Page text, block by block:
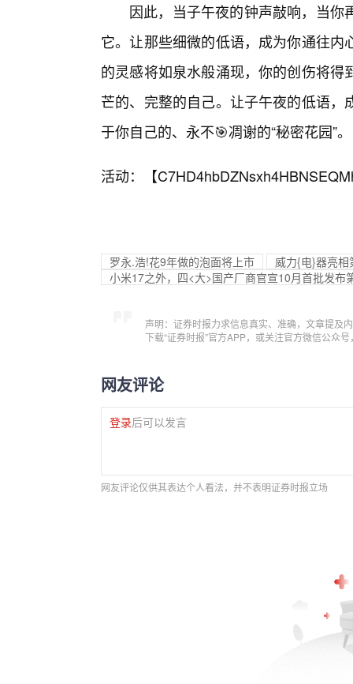
因此，当子午夜的钟声敲响，当
它。让那些细微的低语，成为你通往
的灵感将如泉水般涌现，你的创伤将
芒的、完整的自己。让子午夜的低语
于你自己的、永不🎯凋谢的“秘密花园”。
活动：【
罗永.浩!花9年做的泡面将上市
威力{电}器亮相
小米17之外，四<大>国产厂商官宣10月首批发布
声明：证券时报力求信息真实、准确，文章提及
下载“证券时报”官方APP，或关注官方微信公众
网友评论
登录后可以发言
网友评论仅供其表达个人看法，并不表明证券时报立场